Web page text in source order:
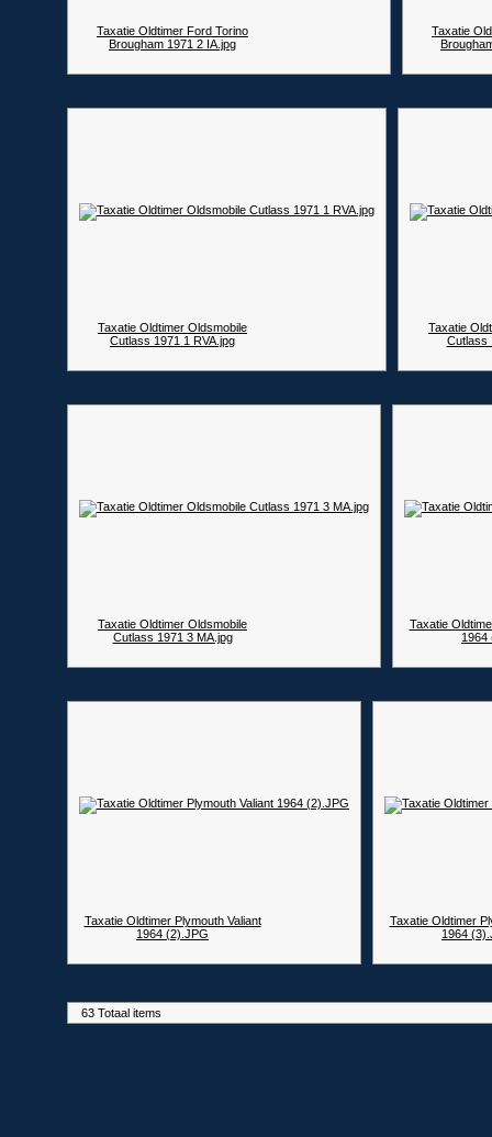
Taxatie Oldtimer Ford Torino
Brougham 1971 2 IA.jpg
Taxatie
Taxatie Oldtimer Oldsmobile
Cutlass 1971 1 RVA.jpg
Taxatie
Cutlass
Taxatie Oldtimer Oldsmobile
Cutlass 1971 3 MA.jpg
Taxatie
1964
Taxatie Oldtimer Plymouth Valiant
1964 (2).JPG
Taxatie Oldtimer
1964
63 Totaal items